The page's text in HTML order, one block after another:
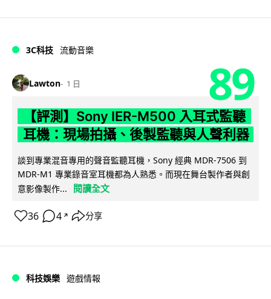
3C科技 流動音樂
Lawton 1 日 89
【評測】Sony IER-M500 入耳式監聽
耳機：現場拍攝、後製監聽與人聲利器
談到專業混音專用的聲音監聽耳機，Sony 經典 MDR-7506 到
MDR-M1 專業錄音室耳機都為人熟悉。而現在舞台製作者與創
意影像製作...
閱讀全文
36 4 ↗ 分享
科技娛樂 遊戲情報